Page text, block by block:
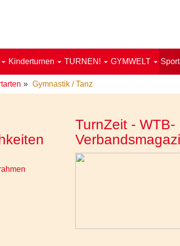
Kinderturnen TURNEN! GYMWELT
Gymnastik / Tanz
TurnZeit - WTB-